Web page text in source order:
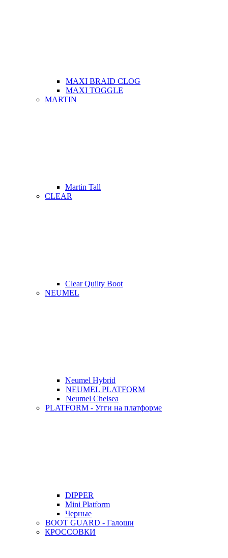
MAXI BRAID CLOG
MAXI TOGGLE
MARTIN
Martin Tall
CLEAR
Clear Quilty Boot
NEUMEL
Neumel Hybrid
NEUMEL PLATFORM
Neumel Chelsea
PLATFORM - Угги на платформе
DIPPER
Mini Platform
Черные
BOOT GUARD - Галоши
КРОССОВКИ